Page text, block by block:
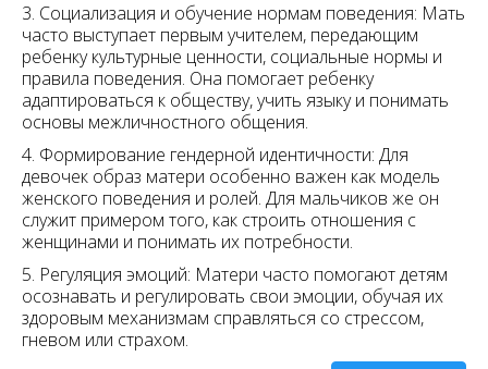
3. Социализация и обучение нормам поведения: Мать
часто выступает первым учителем, передающим
ребенку культурные ценности, социальные нормы и
правила поведения. Она помогает ребенку
адаптироваться к обществу, учить языку и понимать
основы межличностного общения.
4. Формирование гендерной идентичности: Для
девочек образ матери особенно важен как модель
женского поведения и ролей. Для мальчиков же он
служит примером того, как строить отношения с
женщинами и понимать их потребности.
5. Регуляция эмоций: Матери часто помогают детям
осознавать и регулировать свои эмоции, обучая их
здоровым механизмам справляться со стрессом,
гневом или страхом.